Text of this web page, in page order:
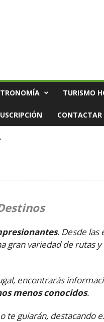
TURISMO
CONTACTAR
. Desde las
gran variedad de rutas
encontrarás
menos conocidos.
te guiarán, destacando